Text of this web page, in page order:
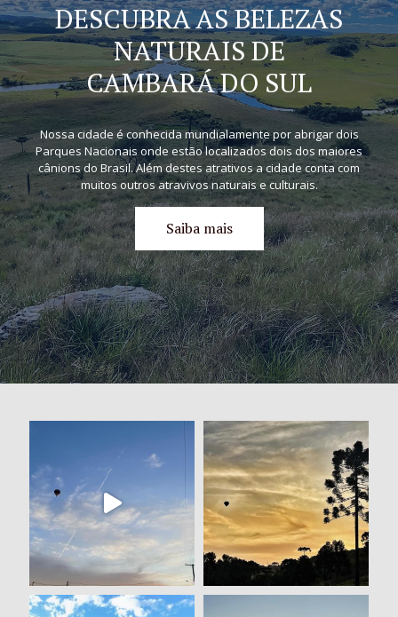
DESCUBRA AS BELEZAS
NATURAIS DE
CAMBARÁ DO SUL
Nossa cidade é conhecida mundialamente por abrigar dois
Parques Nacionais onde estão localizados dois dos maiores
cânions do Brasil. Além destes atrativos a cidade conta com
muitos outros atravivos naturais e culturais.
Saiba mais